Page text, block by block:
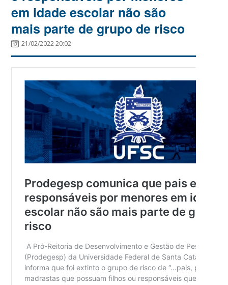
em idade escolar não são
mais parte de grupo de risco
21/02/2022 20:02